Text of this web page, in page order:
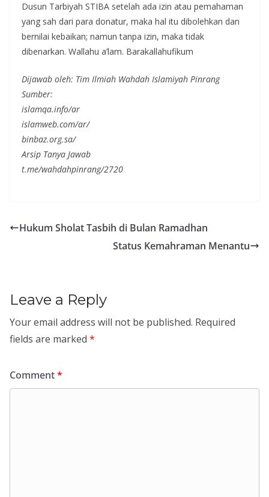
Dusun Tarbiyah STIBA setelah ada izin atau pemahaman
yang sah dari para donatur, maka hal itu dibolehkan dan
bernilai kebaikan; namun tanpa izin, maka tidak
dibenarkan. Wallahu a’lam. Barakallahufikum
Dijawab oleh: Tim Ilmiah Wahdah Islamiyah Pinrang
Sumber:
islamqa.info/ar
islamweb.com/ar/
binbaz.org.sa/
Arsip Tanya Jawab
t.me/wahdahpinrang/2720
Hukum Sholat Tasbih di Bulan Ramadhan
Status Kemahraman Menantu
Leave a Reply
Your email address will not be published. Required
fields are marked *
Comment*